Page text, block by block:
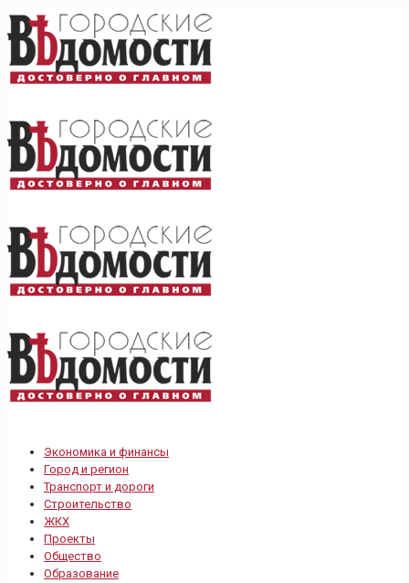
Экономика и финансы
Город и регион
Транспорт и дороги
Строительство
ЖКХ
Проекты
Общество
Образование